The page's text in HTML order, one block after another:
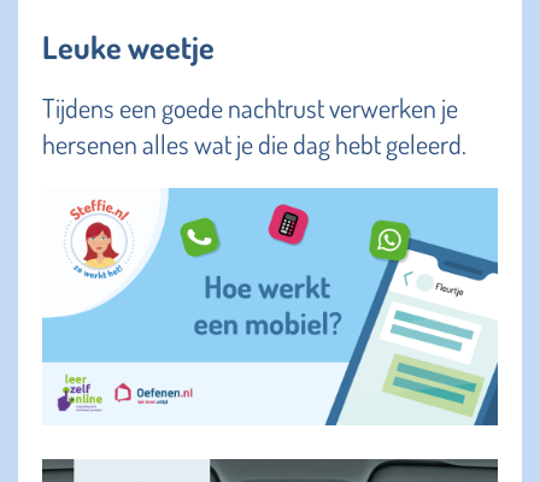
Leuke weetje
Tijdens een goede nachtrust verwerken je
hersenen alles wat je die dag hebt geleerd.